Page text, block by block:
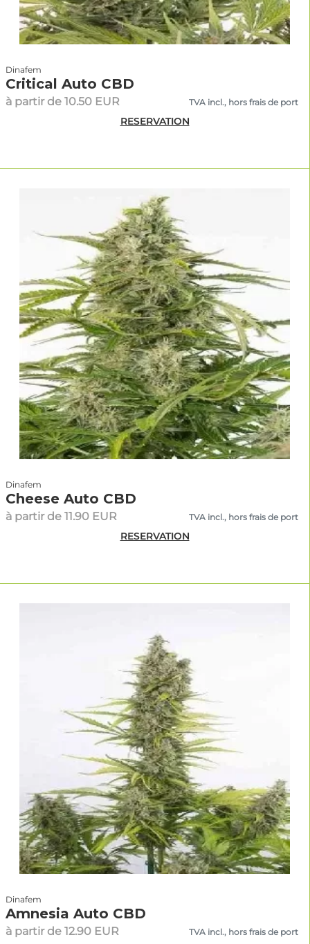
Dinafem
Critical Auto CBD
à partir de 10.50 EUR TVA incl., hors frais de port
RESERVATION
Dinafem
Cheese Auto CBD
à partir de 11.90 EUR TVA incl., hors frais de port
RESERVATION
Dinafem
Amnesia Auto CBD
à partir de 12.90 EUR TVA incl., hors frais de port